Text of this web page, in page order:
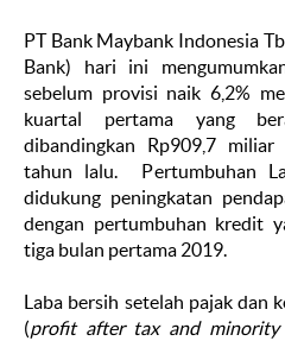
PT Bank Maybank Indonesia
Bank) hari ini
sebelum provisi naik 6,2%
kuartal pertama yang
dibandingkan Rp909,7
tahun lalu. Pertumbuhan
didukung peningkatan
dengan pertumbuhan kredit
tiga bulan pertama 2019.
Laba bersih setelah pajak dan
(profit after tax and minority